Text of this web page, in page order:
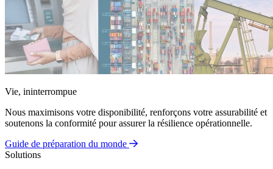
Vie, ininterrompue
Nous maximisons votre disponibilité, renforçons votre assurabilité et
soutenons la conformité pour assurer la résilience opérationnelle.
Guide de préparation du monde
Solutions